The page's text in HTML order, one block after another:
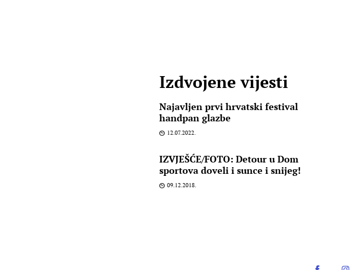
Izdvojene vijesti
Najavljen prvi hrvatski festival
handpan glazbe
12.07.2022.
IZVJEŠĆE/FOTO: Detour u Dom
sportova doveli i sunce i snijeg!
09.12.2018.